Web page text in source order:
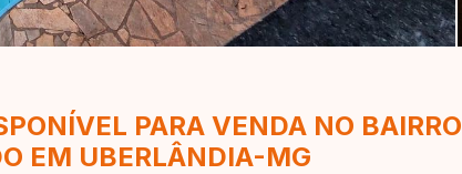
PARA VENDA NO BAIRRO
EM UBERLÂNDIA-MG